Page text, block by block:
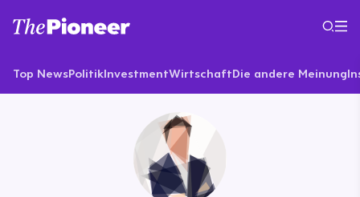
Top NewsPolitikInvestmentWirtschaftDie andere Meinung